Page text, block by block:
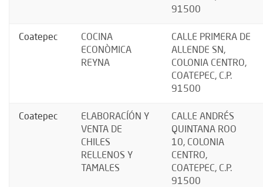
91500
Coatepec
COCINA
ECONÒMICA
REYNA
CALLE PRIMERA DE
ALLENDE SN,
COLONIA CENTRO,
COATEPEC, C.P.
91500
Coatepec
ELABORACÍÓN Y
VENTA DE
CHILES
RELLENOS Y
TAMALES
CALLE ANDRÉS
QUINTANA ROO
10, COLONIA
CENTRO,
COATEPEC, C.P.
91500